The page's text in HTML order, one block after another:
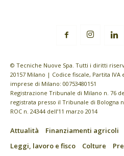
© Tecniche Nuove Spa. Tutti i diritti
20157 Milano | Codice fiscale, Partita
imprese di Milano: 00753480151
Registrazione Tribunale di Milano n. 76
registrata presso il Tribunale di Bologna
ROC n. 24344 dell’11 marzo 2014
Attualità Finanziamenti agricoli
Leggi, lavoro e fisco
Colture